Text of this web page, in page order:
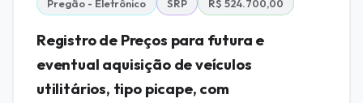
Pregão - Eletrônico SRP R$ 524.700,00
Registro de Preços para futura e
eventual aquisição de veículos
utilitários, tipo picape, com